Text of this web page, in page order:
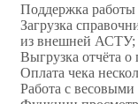
Поддержка
Загрузка
из внешней АСТУ;
Выгрузка отчёта
Оплата чека
Работа с